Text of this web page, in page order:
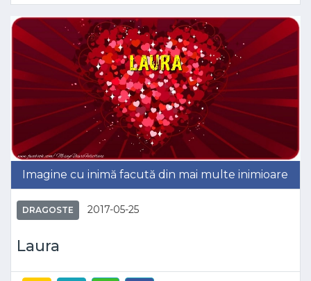
Imagine cu inimă facută din mai multe inimioare
DRAGOSTE 2017-05-25
Laura